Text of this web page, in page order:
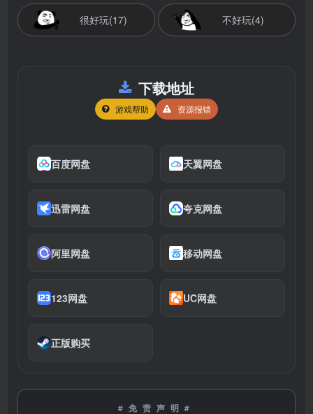
很好玩(17) 不好玩(4)
下载地址
游戏帮助 资源报错
百度网盘 天翼网盘
迅雷网盘 夸克网盘
阿里网盘 移动网盘
123网盘 UC网盘
正版购买
#免责声明#